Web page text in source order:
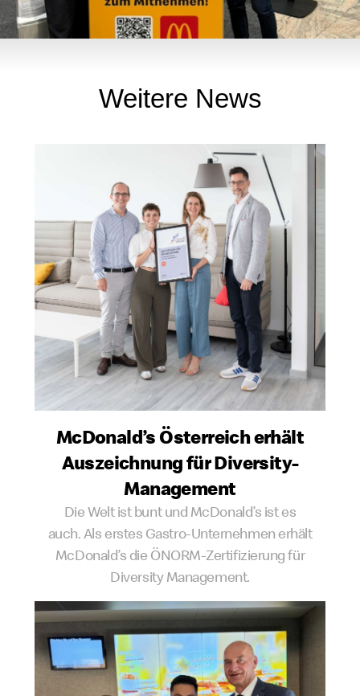
Weitere News
McDonald’s Österreich erhält
Auszeichnung für Diversity-
Management
Die Welt ist bunt und McDonald’s ist es
auch. Als erstes Gastro-Unternehmen erhält
McDonald’s die ÖNORM-Zertifizierung für
Diversity Management.